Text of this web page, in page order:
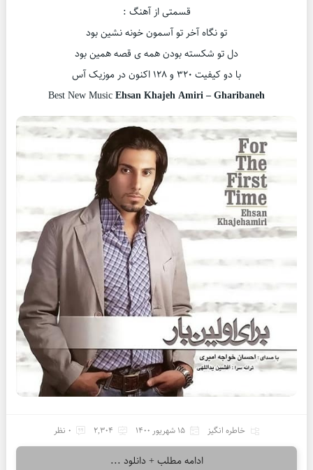
قسمتی از آهنگ :
تو نگاه آخر تو آسمون خونه نشین بود
دل تو شکسته بودن همه ی قصه همین بود
با دو کیفیت ۳۲۰ و ۱۲۸ اکنون در موزیک آس
Best New MusicEhsan Khajeh Amiri – Gharibaneh
خاطره انگیز 15 شهریور 1400 2,304 0 نظر
ادامه مطلب + دانلود ...